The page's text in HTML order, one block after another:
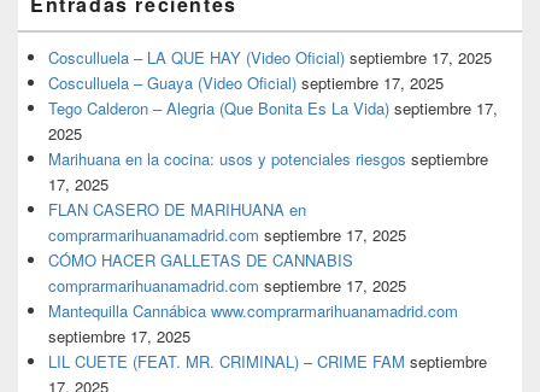
Cosculluela – LA QUE HAY (Video Oficial) septiembre 17, 2025
Cosculluela – Guaya (Video Oficial) septiembre 17, 2025
Tego Calderon – Alegria (Que Bonita Es La Vida) septiembre 17,
2025
Marihuana en la cocina: usos y potenciales riesgos septiembre
17, 2025
FLAN CASERO DE MARIHUANA en
comprarmarihuanamadrid.com septiembre 17, 2025
CÓMO HACER GALLETAS DE CANNABIS
comprarmarihuanamadrid.com septiembre 17, 2025
Mantequilla Cannábica www.comprarmarihuanamadrid.com
septiembre 17, 2025
LIL CUETE (FEAT. MR. CRIMINAL) – CRIME FAM septiembre
17, 2025